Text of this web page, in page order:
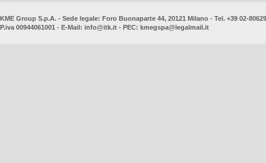
KME Group S.p.A. - Sede legale: Foro Buonaparte 44, 20121 Milano - Tel. +39 02-
P.iva 00944061001 - E-Mail: info@itk.it - PEC: kmegspa@legalmail.it